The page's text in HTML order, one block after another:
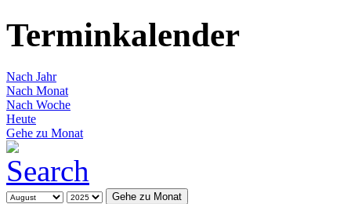
Terminkalender
Nach Jahr
Nach Monat
Nach Woche
Heute
Gehe zu Monat
Gehe zu Monat